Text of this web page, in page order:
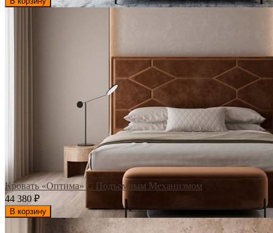
Кровать «Оптима» С Подъемным Механизмом
44 380 ₽
В корзину